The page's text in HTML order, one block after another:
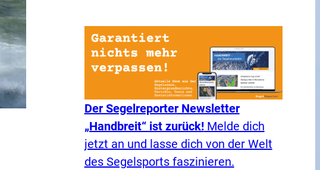
Der Segelreporter Newsletter
„Handbreit“ ist zurück!Melde dich
jetzt an und lasse dich von der Welt
des Segelsports faszinieren.